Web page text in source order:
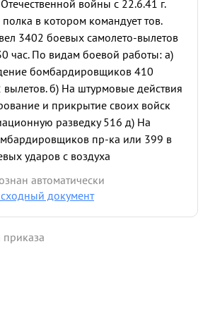
войны с 22.6.41 г.
в котором командует тов.
3402 боевых самолето-вылетов
час. По видам боевой работы: а)
бомбардировщиков 410
вылетов. б) На штурмовые действия
и прикрытие своих войск
разведку 516 д) На
пр-ка или 399 в
ударов с воздуха
авиаполк уничтожил : до 1.000
противника 96 автомашин с
орудия, взорвана одна
автоматически
документ